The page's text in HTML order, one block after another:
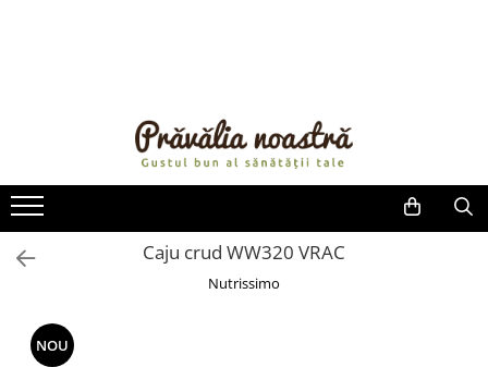
ULEIURI ȘI UNTURI
MĂSLINE
FRUCTE DESHIDRATATE
FRUCTE LA CONSERVĂ
OȚETURI ȘI SOSURI
Caju crud WW320 VRAC
Nutrissimo
NOU